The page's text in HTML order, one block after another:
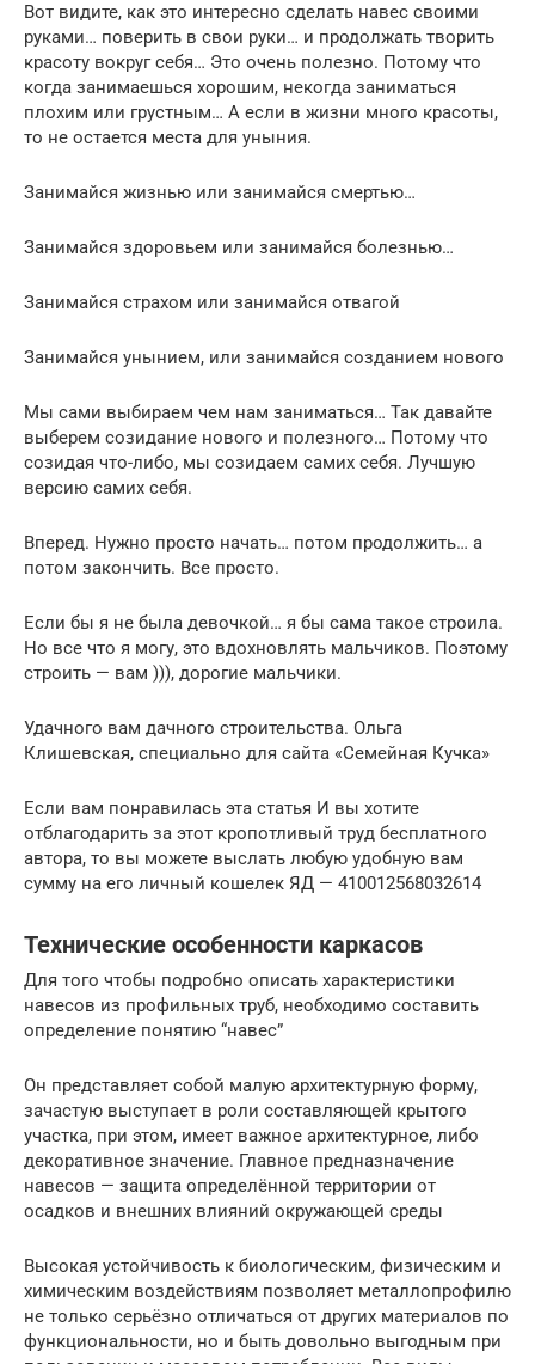
Вот видите, как это интересно сделать навес своими
руками… поверить в свои руки… и продолжать творить
красоту вокруг себя… Это очень полезно. Потому что
когда занимаешься хорошим, некогда заниматься
плохим или грустным… А если в жизни много красоты,
то не остается места для уныния.
Занимайся жизнью или занимайся смертью…
Занимайся здоровьем или занимайся болезнью…
Занимайся страхом или занимайся отвагой
Занимайся унынием, или занимайся созданием нового
Мы сами выбираем чем нам заниматься… Так давайте
выберем созидание нового и полезного… Потому что
созидая что-либо, мы созидаем самих себя. Лучшую
версию самих себя.
Вперед. Нужно просто начать… потом продолжить… а
потом закончить. Все просто.
Если бы я не была девочкой… я бы сама такое строила.
Но все что я могу, это вдохновлять мальчиков. Поэтому
строить — вам ))), дорогие мальчики.
Удачного вам дачного строительства. Ольга
Клишевская, специально для сайта «Семейная Кучка»
Если вам понравилась эта статья И вы хотите
отблагодарить за этот кропотливый труд бесплатного
автора, то вы можете выслать любую удобную вам
сумму на его личный кошелек ЯД — 410012568032614
Технические особенности каркасов
Для того чтобы подробно описать характеристики
навесов из профильных труб, необходимо составить
определение понятию “навес”
Он представляет собой малую архитектурную форму,
зачастую выступает в роли составляющей крытого
участка, при этом, имеет важное архитектурное, либо
декоративное значение. Главное предназначение
навесов — защита определённой территории от
осадков и внешних влияний окружающей среды
Высокая устойчивость к биологическим, физическим и
химическим воздействиям позволяет металлопрофилю
не только серьёзно отличаться от других материалов по
функциональности, но и быть довольно выгодным при